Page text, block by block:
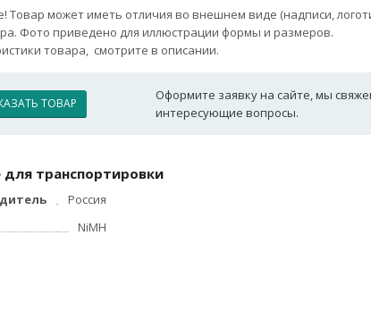
Товар может иметь отличия во внешнем виде (надписи,
Фото приведено для иллюстрации формы и размеров.
товара, смотрите в описании.
ТОВАР
Оформите заявку на сайте, мы
интересующие вопросы.
транспортировки
Россия
NiMH